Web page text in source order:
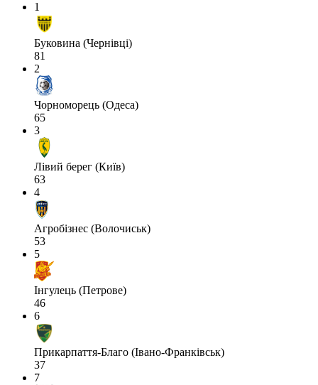
1
Буковина (Чернівці)
81
2
Чорноморець (Одеса)
65
3
Лівий берег (Київ)
63
4
Агробізнес (Волочиськ)
53
5
Інгулець (Петрове)
46
6
Прикарпаття-Благо (Івано-Франківськ)
37
7